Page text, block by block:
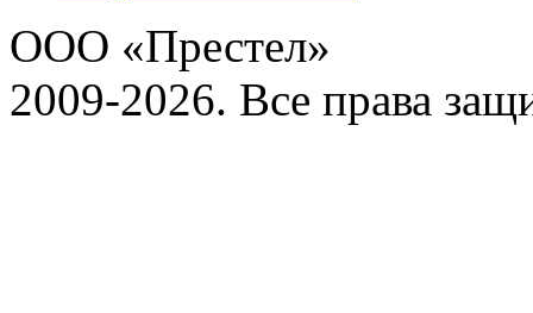
ООО «Престел»
2009-2026. Все права